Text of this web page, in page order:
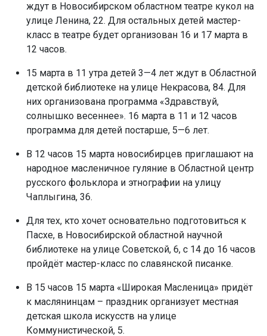
ждут в Новосибирском областном театре кукол на
улице Ленина, 22. Для остальных детей мастер-
класс в театре будет организован 16 и 17 марта в
12 часов.
15 марта в 11 утра детей 3—4 лет ждут в Областной
детской библиотеке на улице Некрасова, 84. Для
них организована программа «Здравствуй,
солнышко весеннее». 16 марта в 11 и 12 часов
программа для детей постарше, 5—6 лет.
В 12 часов 15 марта новосибирцев приглашают на
народное масленичное гуляние в Областной центр
русского фольклора и этнографии на улицу
Чаплыгина, 36.
Для тех, кто хочет основательно подготовиться к
Пасхе, в Новосибирской областной научной
библиотеке на улице Советской, 6, с 14 до 16 часов
пройдёт мастер-класс по славянской писанке.
В 15 часов 15 марта «Широкая Масленица» придёт
к маслянинцам – праздник организует местная
детская школа искусств на улице
Коммунистической, 5.